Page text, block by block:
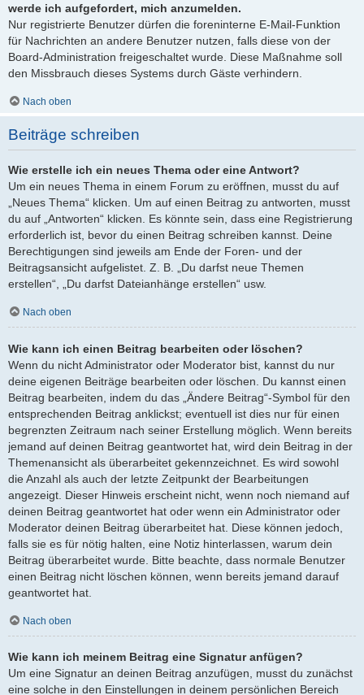
werde ich aufgefordert, mich anzumelden.
Nur registrierte Benutzer dürfen die foreninterne E-Mail-Funktion
für Nachrichten an andere Benutzer nutzen, falls diese von der
Board-Administration freigeschaltet wurde. Diese Maßnahme soll
den Missbrauch dieses Systems durch Gäste verhindern.
Nach oben
Beiträge schreiben
Wie erstelle ich ein neues Thema oder eine Antwort?
Um ein neues Thema in einem Forum zu eröffnen, musst du auf
„Neues Thema“ klicken. Um auf einen Beitrag zu antworten, musst
du auf „Antworten“ klicken. Es könnte sein, dass eine Registrierung
erforderlich ist, bevor du einen Beitrag schreiben kannst. Deine
Berechtigungen sind jeweils am Ende der Foren- und der
Beitragsansicht aufgelistet. Z. B. „Du darfst neue Themen
erstellen“, „Du darfst Dateianhänge erstellen“ usw.
Nach oben
Wie kann ich einen Beitrag bearbeiten oder löschen?
Wenn du nicht Administrator oder Moderator bist, kannst du nur
deine eigenen Beiträge bearbeiten oder löschen. Du kannst einen
Beitrag bearbeiten, indem du das „Ändere Beitrag“-Symbol für den
entsprechenden Beitrag anklickst; eventuell ist dies nur für einen
begrenzten Zeitraum nach seiner Erstellung möglich. Wenn bereits
jemand auf deinen Beitrag geantwortet hat, wird dein Beitrag in der
Themenansicht als überarbeitet gekennzeichnet. Es wird sowohl
die Anzahl als auch der letzte Zeitpunkt der Bearbeitungen
angezeigt. Dieser Hinweis erscheint nicht, wenn noch niemand auf
deinen Beitrag geantwortet hat oder wenn ein Administrator oder
Moderator deinen Beitrag überarbeitet hat. Diese können jedoch,
falls sie es für nötig halten, eine Notiz hinterlassen, warum dein
Beitrag überarbeitet wurde. Bitte beachte, dass normale Benutzer
einen Beitrag nicht löschen können, wenn bereits jemand darauf
geantwortet hat.
Nach oben
Wie kann ich meinem Beitrag eine Signatur anfügen?
Um eine Signatur an deinen Beitrag anzufügen, musst du zunächst
eine solche in den Einstellungen in deinem persönlichen Bereich